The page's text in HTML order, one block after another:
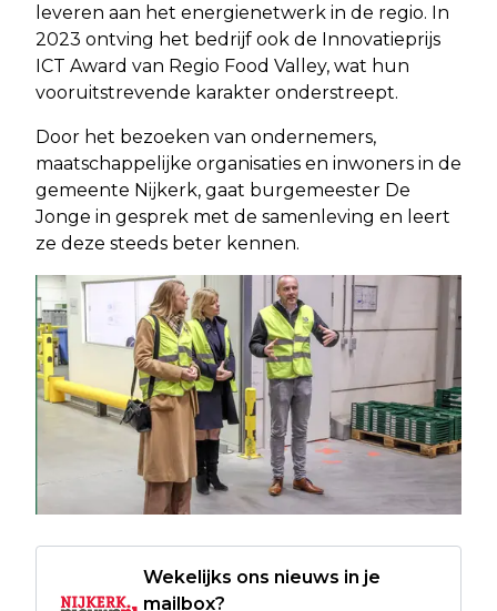
leveren aan het energienetwerk in de regio. In
2023 ontving het bedrijf ook de Innovatieprijs
ICT Award van Regio Food Valley, wat hun
vooruitstrevende karakter onderstreept.
Door het bezoeken van ondernemers,
maatschappelijke organisaties en inwoners in de
gemeente Nijkerk, gaat burgemeester De
Jonge in gesprek met de samenleving en leert
ze deze steeds beter kennen.
Wekelijks ons nieuws in je
mailbox?